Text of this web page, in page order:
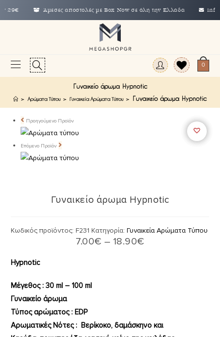
Άμεσες αποστολές με Box Now σε όλη την Ελλάδα
0
Γυναικείο άρωμα Hypnotic
> Αρώματα Τύπου > Γυναικεία Αρώματα Τύπου > Γυναικείο άρωμα Hypnotic
Προηγούμενο Προϊόν
Επόμενο Προϊόν
Γυναικείο άρωμα Hypnotic
Κωδικός προϊόντος:F231 Κατηγορία:Γυναικεία Αρώματα Τύπου
7.00€ – 18.90€
Hypnotic
Μέγεθος : 30 ml – 100 ml
Γυναικείο άρωμα
Τύπος αρώματος : ΕDP
Aρωματικές Νότες : Βερίκοκο, δαμάσκηνο και